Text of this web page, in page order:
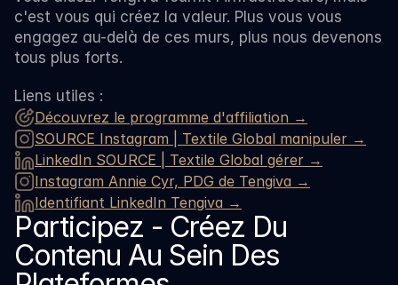
c'est vous qui créez la valeur. Plus vous vous
engagez au-delà de ces murs, plus nous devenons
tous plus forts.
Liens utiles :
Découvrez le programme d'affiliation →
SOURCE Instagram | Textile Global manipuler →
LinkedIn SOURCE | Textile Global gérer →
Instagram Annie Cyr, PDG de Tengiva →
Identifiant LinkedIn Tengiva →
Participez - Créez Du
Contenu Au Sein Des